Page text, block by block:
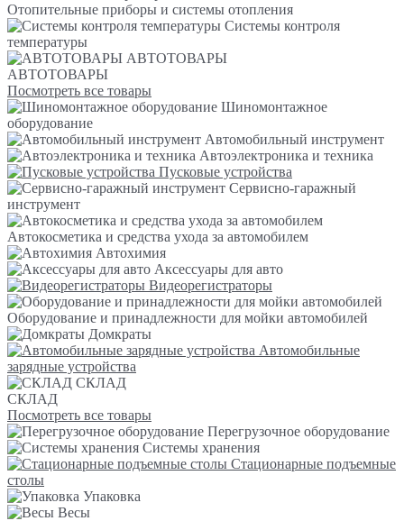
Отопительные приборы и системы отопления
Системы контроля
температуры
АВТОТОВАРЫ
АВТОТОВАРЫ
Посмотреть все товары
Шиномонтажное
оборудование
Автомобильный инструмент
Автоэлектроника и техника
Пусковые устройства
Сервисно-гаражный
инструмент
Автокосметика и средства ухода за автомобилем
Автохимия
Аксессуары для авто
Видеорегистраторы
Оборудование и принадлежности для мойки автомобилей
Домкраты
Автомобильные
зарядные устройства
СКЛАД
СКЛАД
Посмотреть все товары
Перегрузочное оборудование
Системы хранения
Стационарные подъемные
столы
Упаковка
Весы